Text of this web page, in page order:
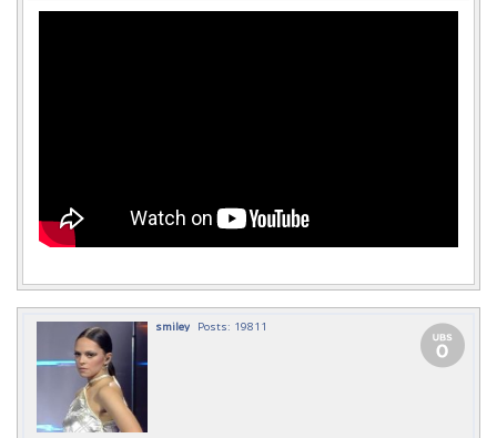
smiley Posts: 19811